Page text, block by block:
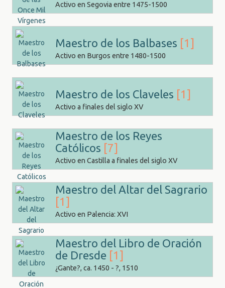
Activo en Segovia entre 1475-1500
Maestro de los Balbases [1]
Activo en Burgos entre 1480-1500
Maestro de los Claveles [1]
Activo a finales del siglo XV
Maestro de los Reyes
Católicos [7]
Activo en Castilla a finales del siglo XV
Maestro del Altar del Sagrario
[1]
Activo en Palencia: XVI
Maestro del Libro de Oración
de Dresde [1]
¿Gante?, ca. 1450 - ?, 1510